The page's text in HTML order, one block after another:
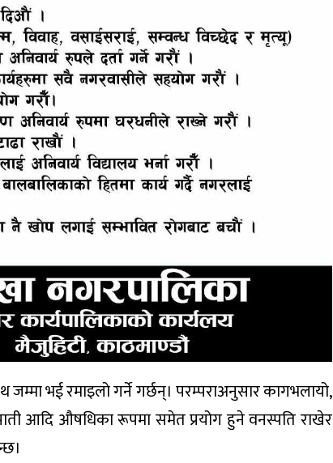
भई रमाइलो गर्ने गर्छन्। परम्पराअनुसार कागभलायो,
आदि औषधिका रूपमा समेत प्रयोग हुने वनस्पति राखेर